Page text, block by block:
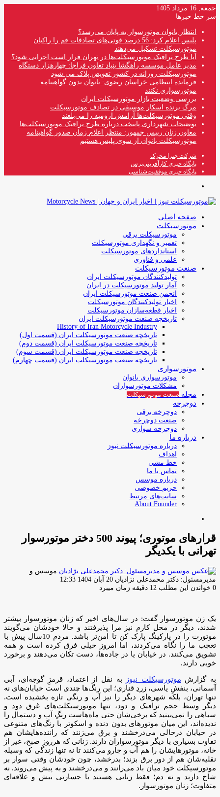
جمعه, 16 مرداد 1405
سر خط خبرها
انتظار بانوان موتورسوار به پایان می‌رسد؟
پلیس اعلام کرد: 56 درصد فوتی‌های تصادفات قم را راکبان
موتورسیکلت تشکیل می‌دهند
آیا طرح ترافیک موتورسیکلت‌ها در تهران قرار است اجرایی شود؟
مدیر عامل موسسه راهگشا بنیاد تعاون فراجا: چهارهزار دستگاه
موتورسیکلت روزانه در کشور تعویض پلاک می شود
فرمانده انتظامی خراسان رضوی: بانوان بدون گواهینامه
موتورسواری نکنند
بررسی وضعیت بازار موتورسیکلت ایران
مرگ برنده اسکار موسیقی در تصادف موتورسیکلت
وقتی موتورسیکلت‌ها آرامش ارومیه را می‌بلعند
توضیحات شهرداری پایتخت درباره طرح ترافیک موتورسیکلت‌ها
معاون زنان رییس جمهور: منتظر اعلام زمان صدور گواهینامه
موتورسیکلت بانوان از سوی پلیس هستیم
شرکت چترا محرک
پایگاه خبری کارآفرینی‌پرس
پایگاه خبری موفقیت‌شناسی
صفحه اصلی
موتورسیکلت
موتورسیکلت برقی
تعمیر و نگهداری موتورسیکلت
استانداردهای موتورسیکلت
علمی و فناوری
صنعت موتورسیکلت
تولیدکنندگان موتورسیکلت ایران
آمار تولید موتورسیکلت در ایران
انجمن صنعت موتورسیکلت ایران
اخبار تولیدکنندگان موتورسیکلت
اخبار قطعه‌سازان موتورسیکلت
تاریخچه صنعت موتورسیکلت ایران
History of Iran Motorcycle Industry
تاریخچه صنعت موتورسیکلت ایران (قسمت اول)
تاریخچه صنعت موتورسیکلت ایران (قسمت دوم)
تاریخچه صنعت موتورسیکلت ایران (قسمت سوم)
تاریخچه صنعت موتورسیکلت ایران (قسمت چهارم)
موتورسواری
موتورسواری بانوان
مشکلات موتورسواران
مجله صنعت موتورسیکلت
دوچرخه
دوچرخه برقی
صنعت دوچرخه
دوچرخه سواری
درباره ما
درباره موتورسیکلت نیوز
اهداف
خط مشی
تماس با ما
درباره موسس
حریم خصوصی
سایت‌های مرتبط
About Founder
قرارهای موتوری؛ پیوند 500 دختر موتورسوار
تهرانی با یکدیگر
موسس و
مدیرمسئول: دکتر محمدعلی نژادیان ارسال
ایمیل
20 آبان 1404 12:33
0 خواندن این مطلب 12 دقیقه زمان میبرد
یک زن موتورسوار گفت: در سال‌های اخیر که زنان موتورسوار بیشتر
شدند، دیگر در محل کارم نیز مرا پذیرفتند و حالا خودشان می‌گویند
موتورت را در پارکینگ پارک کن تا امن‌تر باشد. مردم 10‌سال پیش با
تعجب ما را نگاه می‌کردند، اما امروز خیلی فرق کرده است و همه
تشویق می‌کنند. در خیابان یا در جاده‌ها، دست تکان می‌دهند و برخورد
خوبی دارند.
به گزارش موتورسیکلت نیوز
به نقل از اعتماد، قرمزِ گوجه‌ای، آبی
آسمانی، بنفشِ یاسی، زردِ قناری؛ این رنگ‌ها چندی است خیابان‌های نه
تنها تهران، بلکه شهرهای دیگر را نیز آب و رنگی تازه بخشیده است.
دیگر وسط حجم ترافیک و دود، تنها موتورسیکلت‌های غرق دود و
سیاهی را نمی‌بینید که برخی‌شان حتی ماه‌هاست رنگِ آب و دستمال را
ندیده‌اند، این میان موتورهای بدون دنده و اسکوتر با رنگ‌های متنوعی
در خیابان درحالی می‌درخشند و برق می‌زنند که راننده‌هایشان هم
تفاوت بسیاری با دیگر موتورسواران دارند. زنانی که هرروز صبح، غیر از
خانه، موتورهایشان را هم آب و جارو می‌کنند تا نه تنها زندگی که وسیله
نقلیه‌شان هم از دور برق بزند؛ بدرخشد، چون خودشان وقتی سوار بر
موتورسیکلت خود میان باد می‌رانند و می‌درخشند و به پیش می‌روند. نه
شاخ دارند و نه دم؛ فقط زنانی هستند با جسارتی بیش و علاقه‌ای
متفاوت؛ زنان موتورسوار.